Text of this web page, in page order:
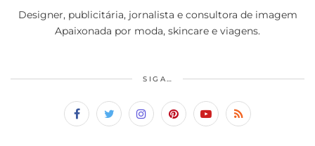
Designer, publicitária, jornalista e consultora de imagem
Apaixonada por moda, skincare e viagens.
SIGA…